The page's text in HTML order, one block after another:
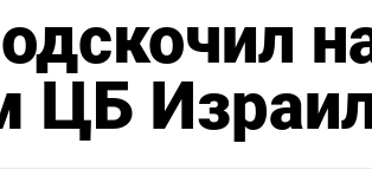
ЦБ